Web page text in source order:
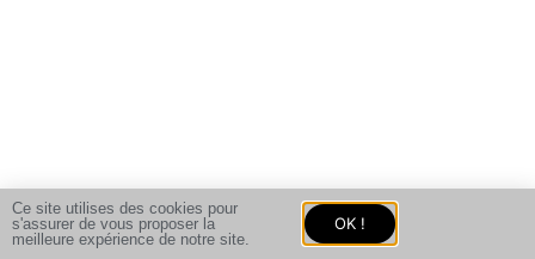
Ce site utilises des cookies pour
s'assurer de vous proposer la
meilleure expérience de notre site.
OK !